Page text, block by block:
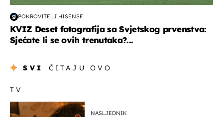
POKROVITELJ HISENSE
KVIZ Deset fotografija sa Svjetskog prvenstva:
Sjećate li se ovih trenutaka?...
SVI ČITAJU OVO
TV
NASLJEDNIK